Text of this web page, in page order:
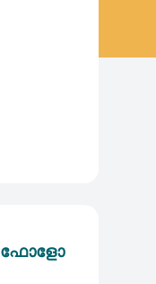
ഫോളോ